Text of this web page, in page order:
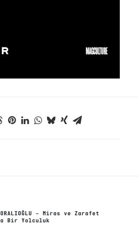
MORALIOĞLU – Miras ve Zarafet
Bir Yolculuk